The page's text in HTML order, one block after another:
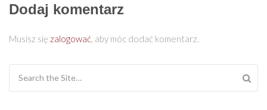
Dodaj komentarz
Musisz się zalogować, aby móc dodać komentarz.